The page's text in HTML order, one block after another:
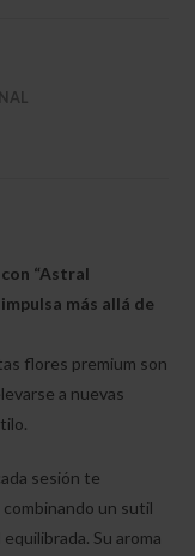
“Astral
más allá de
flores premium son
a nuevas
sesión te
un sutil
Su aroma